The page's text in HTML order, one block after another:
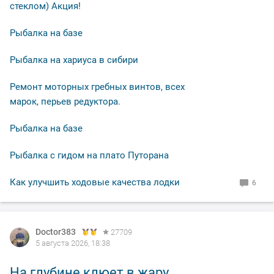
обеду клёв сошёл на нет. Итогом рыбалки получилось
поймать 10-ть карасей от 300 до 500 гр. И 10-ть сорог,
что могу сказать: - Херабуна рулит !!! Всем добра.
стеклом) Акция!
Рыбалка на базе
Рыбалка на хариуса в сибири
Ремонт моторных гребных винтов, всех
марок, перьев редуктора.
Рыбалка на базе
Рыбалка с гидом на плато Путорана
Как улучшить ходовые качества лодки 6
Doctor383
27709
5 августа 2026, 18:38